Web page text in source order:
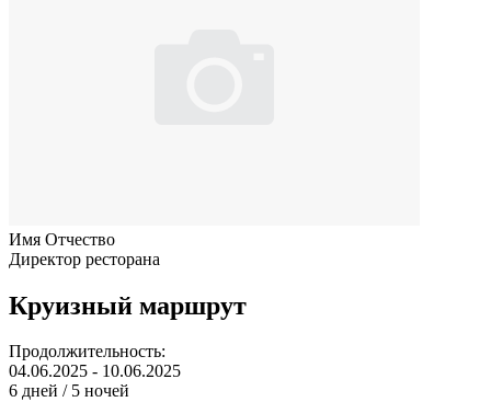
Имя Отчество
Директор ресторана
Круизный маршрут
Продолжительность:
04.06.2025 - 10.06.2025
6 дней / 5 ночей